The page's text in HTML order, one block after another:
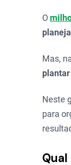
O
Mas,
plantar
Neste
para